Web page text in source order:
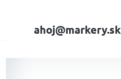
ahoj@markery.sk